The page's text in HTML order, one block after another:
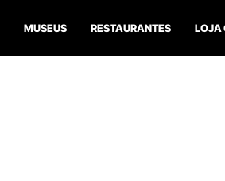
MUSEUS RESTAURANTES LOJA